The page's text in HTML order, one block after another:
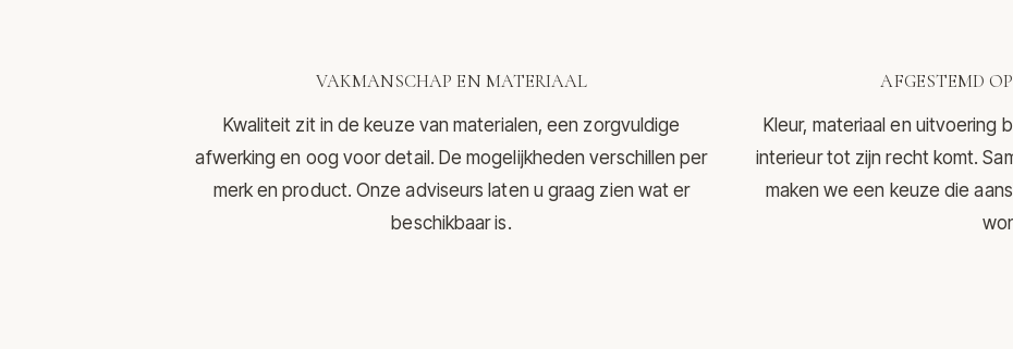
VAKMANSCHAP EN MATERIAAL
Kwaliteit zit in de keuze van materialen, een zorgvuldige
afwerking en oog voor detail. De mogelijkheden verschillen per
merk en product. Onze adviseurs laten u graag zien wat er
beschikbaar is.
AFGESTEMD
Kleur, materiaal en uitvoering
interieur tot zijn recht komt.
maken we een keuze die